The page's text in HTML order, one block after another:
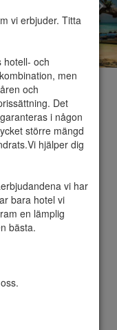
vi erbjuder. Titta
hotell- och
men
och
Det
i någon
större mängd
hjälper dig
vi har
bara hotel vi
en lämplig
bästa.
monarki
med en
fria",